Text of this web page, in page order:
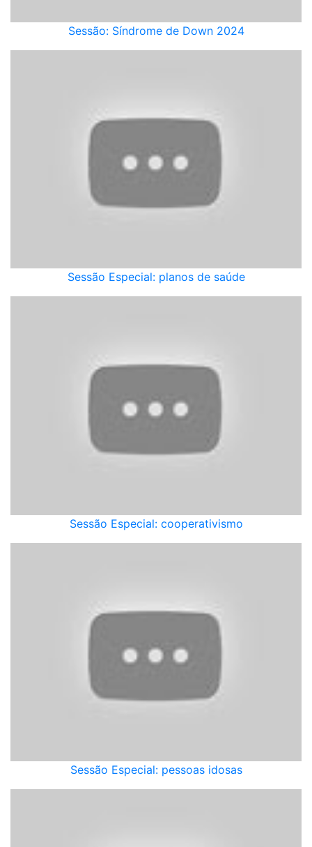
Sessão: Síndrome de Down 2024
Sessão Especial: planos de saúde
Sessão Especial: cooperativismo
Sessão Especial: pessoas idosas